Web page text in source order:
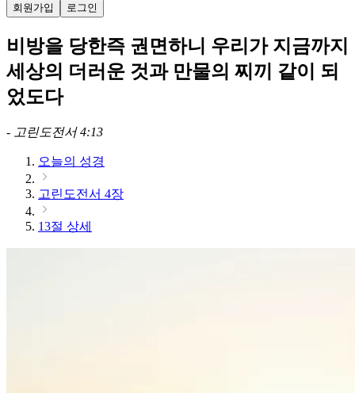
회원가입 로그인
비방을 당한즉 권면하니 우리가 지금까지
세상의 더러운 것과 만물의 찌끼 같이 되
었도다
- 고린도전서 4:13
오늘의 성경
고린도전서 4장
13절 상세